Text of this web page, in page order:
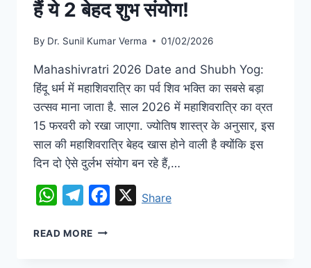
हैं ये 2 बेहद शुभ संयोग!
By Dr. Sunil Kumar Verma 01/02/2026
Mahashivratri 2026 Date and Shubh Yog:
हिंदू धर्म में महाशिवरात्रि का पर्व शिव भक्ति का सबसे बड़ा
उत्सव माना जाता है. साल 2026 में महाशिवरात्रि का व्रत
15 फरवरी को रखा जाएगा. ज्योतिष शास्त्र के अनुसार, इस
साल की महाशिवरात्रि बेहद खास होने वाली है क्योंकि इस
दिन दो ऐसे दुर्लभ संयोग बन रहे हैं,…
WhatsAppTelegramFacebook
XShare
READ MORE